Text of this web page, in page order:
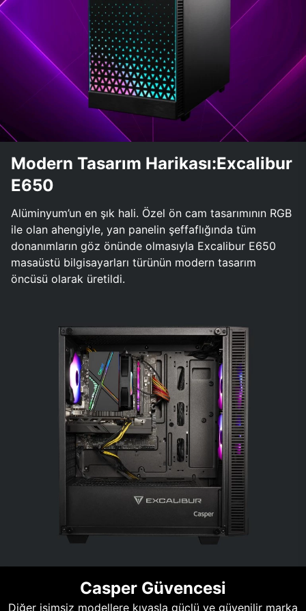
Modern Tasarım Harikası:Excalibur
E650
Alüminyum’un en şık hali. Özel ön cam tasarımının RGB
ile olan ahengiyle, yan panelin şeffaflığında tüm
donanımların göz önünde olmasıyla Excalibur E650
masaüstü bilgisayarları türünün modern tasarım
öncüsü olarak üretildi.
Casper Güvencesi
Diğer isimsiz modellere kıyasla güçlü ve güvenilir marka